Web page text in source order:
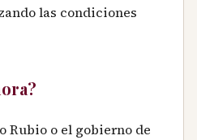
las condiciones
Rubio o el gobierno de